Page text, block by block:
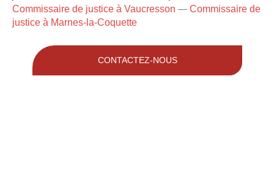
Commissaire de justice à Vaucresson — Commissaire de
justice à Marnes-la-Coquette
CONTACTEZ-NOUS